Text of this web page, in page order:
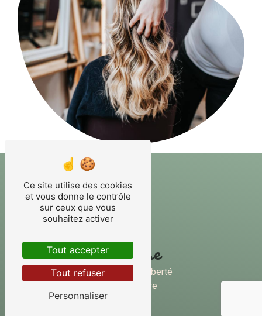
Adresse
40 Rue de la Liberté
45250 Briare
Ce site utilise des cookies
et vous donne le contrôle
sur ceux que vous
souhaitez activer
Tout accepter
Tout refuser
Personnaliser